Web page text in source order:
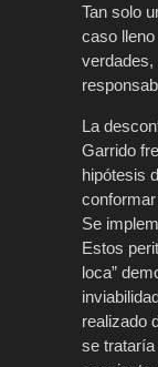
Tan solo
caso
verdades,
La
Garrido
hipótesis
Se
Estos
loca”
realizado
se trataría